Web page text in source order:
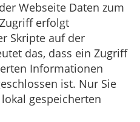
Webseite Daten zum
erfolgt
Skripte auf der
das, dass ein Zugriff
Informationen
ist. Nur Sie
gespeicherten